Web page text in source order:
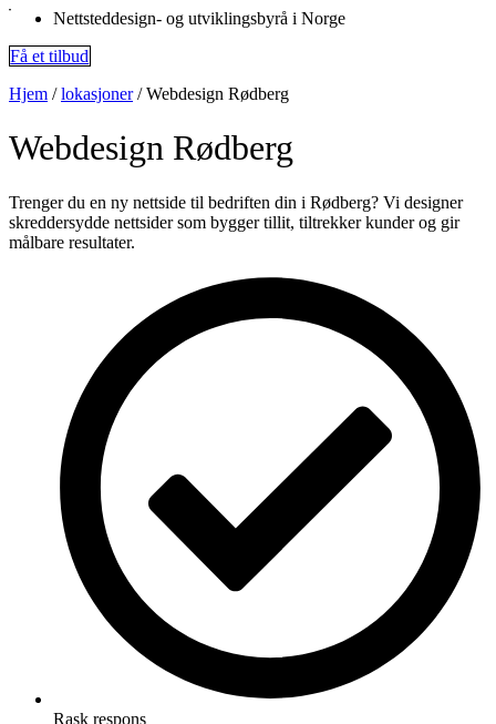
Nettsteddesign- og utviklingsbyrå i Norge
Få et tilbud
Hjem /lokasjoner/Webdesign Rødberg
Webdesign Rødberg
Trenger du en ny nettside til bedriften din i Rødberg? Vi designer
skreddersydde nettsider som bygger tillit, tiltrekker kunder og gir
målbare resultater.
Rask respons